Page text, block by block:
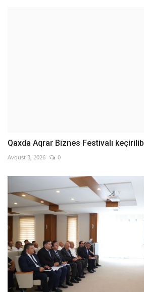
Qaxda Aqrar Biznes Festivalı keçirilib
Avqust 3, 2026 0